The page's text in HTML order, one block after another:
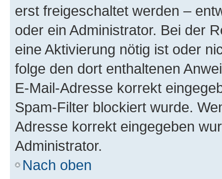
erst freigeschaltet werden –
oder ein Administrator. Bei der
eine Aktivierung nötig ist oder
folge den dort enthaltenen
E-Mail-Adresse korrekt
Spam-Filter blockiert wurde.
Adresse korrekt eingegeben
Administrator.
Nach oben